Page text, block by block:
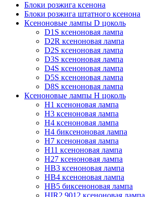
Блоки розжига ксенона
Блоки розжига штатного ксенона
Ксеноновые лампы D цоколь
D1S ксеноновая лампа
D2R ксеноновая лампа
D2S ксеноновая лампа
D3S ксеноновая лампа
D4S ксеноновая лампа
D5S ксеноновая лампа
D8S ксеноновая лампа
Ксеноновые лампы Н цоколь
H1 ксеноновая лампа
H3 ксеноновая лампа
H4 ксеноновая лампа
H4 биксеноновая лампа
H7 ксеноновая лампа
H11 ксеноновая лампа
H27 ксеноновая лампа
HB3 ксеноновая лампа
HB4 ксеноновая лампа
HB5 биксеноновая лампа
HIR2 9012 ксеноновая лампа